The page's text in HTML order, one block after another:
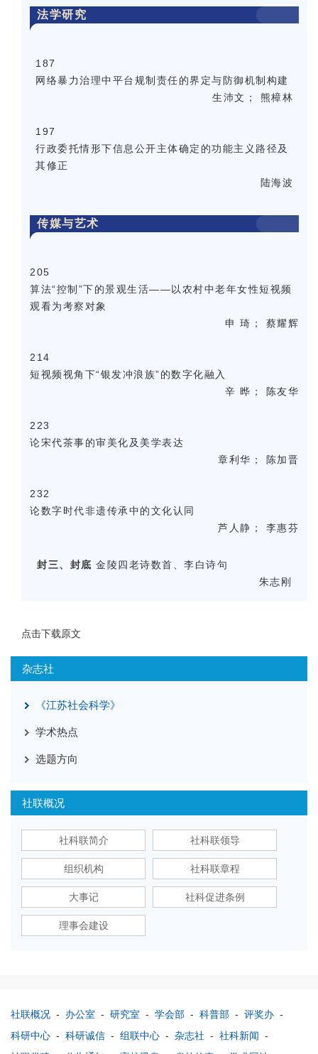
法学研究
187
网络暴力治理中平台规制责任的界定与防御机制构建
生沛文； 熊樟林
197
行政委托情形下信息公开主体确定的功能主义路径及
其修正
陆海波
传媒与艺术
205
算法“控制”下的景观生活——以农村中老年女性短视频
观看为考察对象
申 琦； 蔡耀辉
214
短视频视角下“银发冲浪族”的数字化融入
辛 晔； 陈友华
223
论宋代茶事的审美化及美学表达
章利华； 陈加晋
232
论数字时代非遗传承中的文化认同
芦人静； 李惠芬
封三、封底 金陵四老诗数首、李白诗句
朱志刚
点击下载原文
杂志社
《江苏社会科学》
学术热点
选题方向
社联概况
社科联简介 社科联领导
组织机构 社科联章程
大事记 社科促进条例
理事会建设
社联概况 - 办公室 - 研究室 - 学会部 - 科普部 - 评奖办 -
科研中心 - 科研诚信 - 组联中心 - 杂志社 - 社科新闻 -